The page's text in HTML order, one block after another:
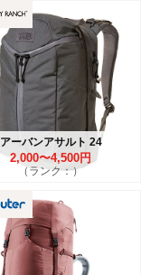
アーバンアサルト 24
2,000〜4,500円
（ランク：）